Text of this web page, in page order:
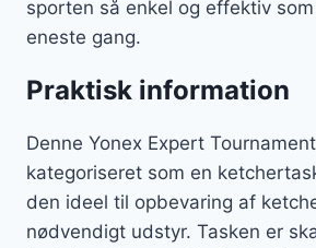
sporten så enkel og effektiv
eneste gang.
Praktisk information
Denne Yonex Expert
kategoriseret som en
den ideel til opbevaring af
nødvendigt udstyr. Tasken er